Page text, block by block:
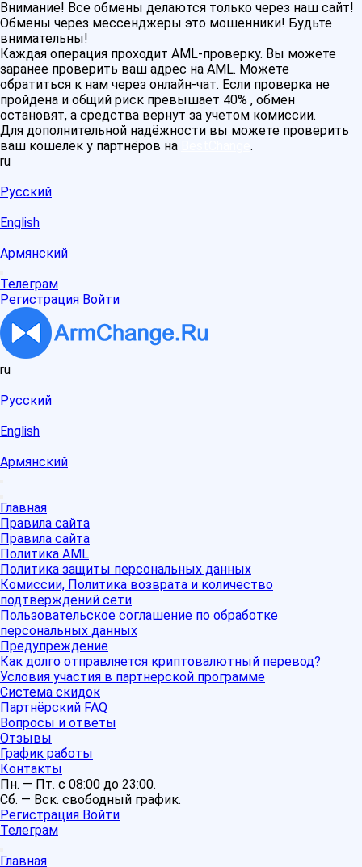
Внимание! Все обмены делаются только через наш сайт!
Обмены через мессенджеры это мошенники! Будьте
внимательны!
Каждая операция проходит AML-проверку. Вы можете
заранее проверить ваш адрес на AML. Можете
обратиться к нам через онлайн-чат. Если проверка не
пройдена и общий риск превышает 40% , обмен
остановят, а средства вернут за учетом комиссии.
Для дополнительной надёжности вы можете проверить
ваш кошелёк у партнёров на
.
ru
Русский
English
Армянский
Телеграм
Регистрация Войти
ru
Русский
English
Армянский
Главная
Правила сайта
Правила сайта
Политика AML
Политика защиты персональных данных
Комиссии, Политика возврата и количество
подтверждений сети
Пользовательское соглашение по обработке
персональных данных
Предупреждение
Как долго отправляется криптовалютный перевод?
Условия участия в партнерской программе
Система скидок
Партнёрский FAQ
Вопросы и ответы
Отзывы
График работы
Контакты
Пн. — Пт. с 08:00 до 23:00.
Сб. — Вск. свободный график.
Регистрация Войти
Телеграм
Главная